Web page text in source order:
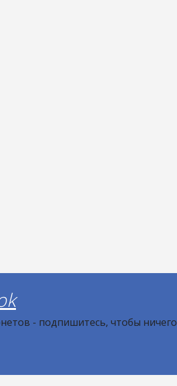
- подпишитесь, чтобы ничего